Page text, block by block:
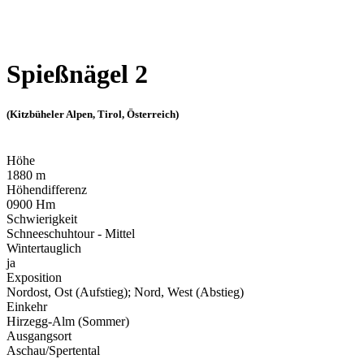
Spießnägel 2
(Kitzbüheler Alpen, Tirol, Österreich)
Höhe
1880 m
Höhendifferenz
0900 Hm
Schwierigkeit
Schneeschuhtour - Mittel
Wintertauglich
ja
Exposition
Nordost, Ost (Aufstieg); Nord, West (Abstieg)
Einkehr
Hirzegg-Alm (Sommer)
Ausgangsort
Aschau/Spertental